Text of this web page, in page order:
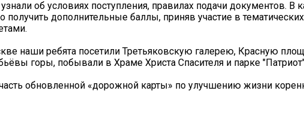
узнали об условиях поступления, правилах подачи документов.
получить дополнительные баллы, приняв участие в
наши ребята посетили Третьяковскую галерею, Красную
горы, побывали в Храме Христа Спасителя и парке
обновленной «дорожной карты» по улучшению жизни